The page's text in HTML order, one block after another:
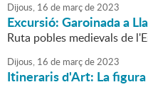
Dijous, 16 de marçde2023
Excursió: Garoinada a
Ruta pobles medievals de
Dijous, 16 de marçde2023
Itineraris d'Art: La